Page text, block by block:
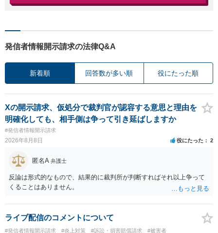
発信者情報開示請求の法律Q&A
新着順 回答数が多い順 役にたった順
Xの開示請求、仮処分で裁判官が認容する意思と理由を
明確化しても、相手側は争って引き延ばしますか
#発信者情報開示請求
2026年8月8日 役にたった 2
匿名A 弁護士
反論は形式的なもので、結果的に裁判所が判断すればそれ以上争って
くることはありません。
ライブ配信のコメントについて
#発信者情報開示請求 #炎上対策 #訴訟・損害賠償請求 #被害者